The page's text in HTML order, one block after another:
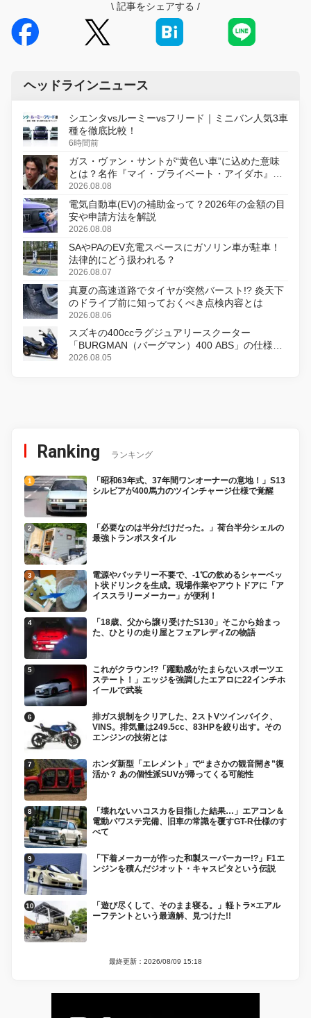
\ 記事をシェアする /
ヘッドラインニュース
シエンタvsルーミーvsフリード｜ミニバン人気3車
種を徹底比較！
6時間前
ガス・ヴァン・サントが“黄色い車”に込めた意味
とは？名作『マイ・プライベート・アイダホ』が
初のデジタルリマスター版で復活
2026.08.08
電気自動車(EV)の補助金って？2026年の金額の目
安や申請方法を解説
2026.08.08
SAやPAのEV充電スペースにガソリン車が駐車！
法律的にどう扱われる？
2026.08.07
真夏の高速道路でタイヤが突然バースト!? 炎天下
のドライブ前に知っておくべき点検内容とは
2026.08.06
スズキの400ccラグジュアリースクーター
「BURGMAN（バーグマン）400 ABS」の仕様を
変更し、8月18日に発売
2026.08.05
Ranking ランキング
「昭和63年式、37年間ワンオーナーの意地！」S13
シルビアが400馬力のツインチャージ仕様で覚醒
「必要なのは半分だけだった。」荷台半分シェルの
最強トランポスタイル
電源やバッテリー不要で、-1℃の飲めるシャーベッ
ト状ドリンクを生成。現場作業やアウトドアに「ア
イススラリーメーカー」が便利！
「18歳、父から譲り受けたS130」そこから始まっ
た、ひとりの走り屋とフェアレディZの物語
これがクラウン!?「躍動感がたまらないスポーツエ
ステート！」エッジを強調したエアロに22インチホ
イールで武装
排ガス規制をクリアした、2ストVツインバイク、
VINS。排気量は249.5cc、83HPを絞り出す。その
エンジンの技術とは
ホンダ新型「エレメント」で“まさかの観音開き”復
活か？ あの個性派SUVが帰ってくる可能性
「壊れないハコスカを目指した結果…」エアコン＆
電動パワステ完備、旧車の常識を覆すGT-R仕様のす
べて
「下着メーカーが作った和製スーパーカー!?」F1エ
ンジンを積んだジオット・キャスピタという伝説
「遊び尽くして、そのまま寝る。」軽トラ×エアル
ーフテントという最適解、見つけた!!
最終更新：2026/08/09 15:18